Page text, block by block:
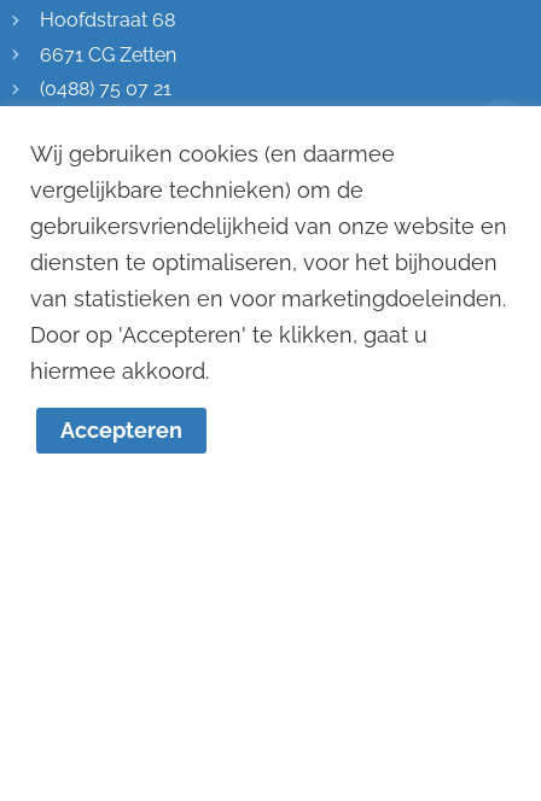
Hoofdstraat 68
6671 CG Zetten
(0488) 75 07 21
KVK: 70471576
Wij gebruiken cookies (en daarmee
vergelijkbare technieken) om de
gebruikersvriendelijkheid van onze website en
diensten te optimaliseren, voor het bijhouden
van statistieken en voor marketingdoeleinden.
Door op 'Accepteren' te klikken, gaat u
hiermee akkoord.
Accepteren